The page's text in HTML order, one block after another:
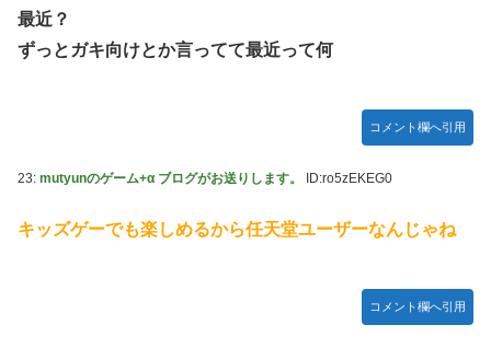
最近？
ずっとガキ向けとか言ってて最近って何
コメント欄へ引用
23: mutyunのゲーム+α ブログがお送りします。 ID:ro5zEKEG0
キッズゲーでも楽しめるから任天堂ユーザーなんじゃね
コメント欄へ引用